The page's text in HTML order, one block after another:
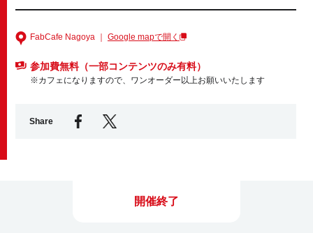
FabCafe Nagoya ｜ Google mapで開く
参加費無料（一部コンテンツのみ有料）
※カフェになりますので、ワンオーダー以上お願いいたします
Share
開催終了